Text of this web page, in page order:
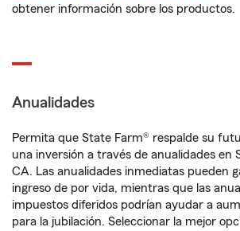
obtener información sobre los productos.
Anualidades
Permita que State Farm® respalde su
una inversión a través de anualidades en
CA. Las anualidades inmediatas pueden
ingreso de por vida, mientras que las
impuestos diferidos podrían ayudar a
para la jubilación. Seleccionar la mejor